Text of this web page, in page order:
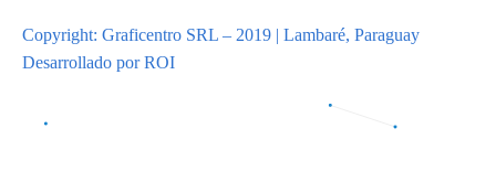
Copyright: Graficentro SRL – 2019 | Lambaré, Paraguay
Desarrollado por ROI